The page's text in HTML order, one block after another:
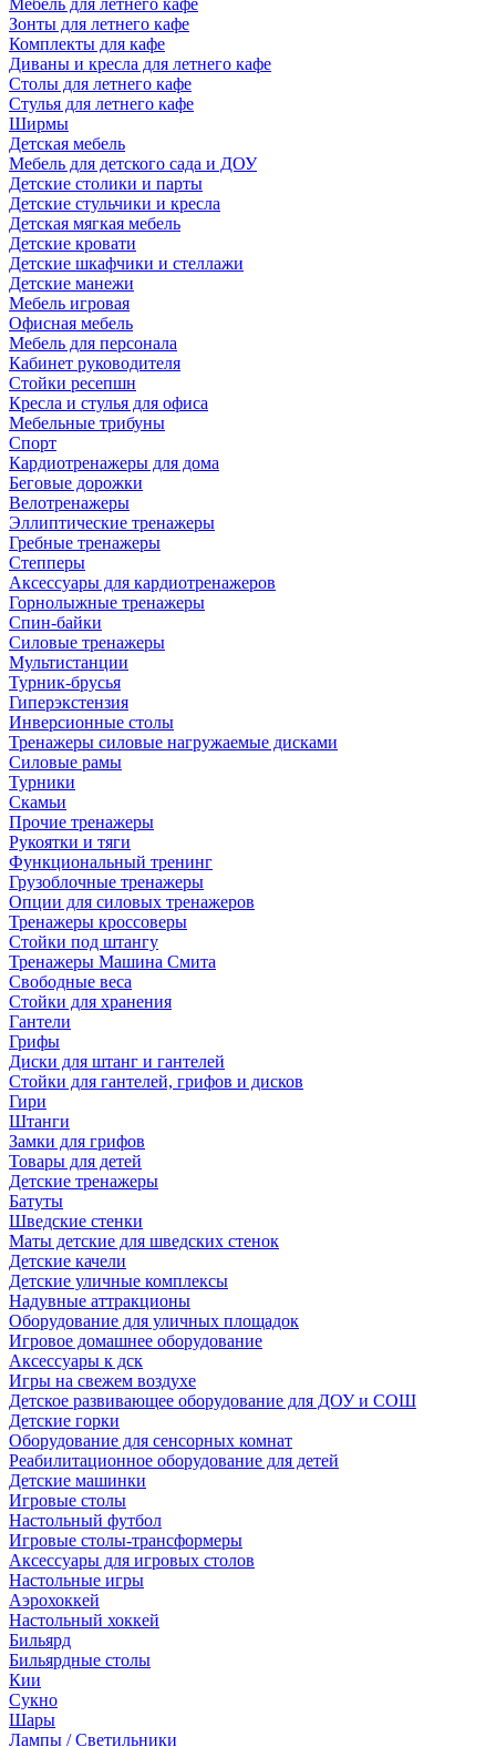
Мебель для летнего кафе
Зонты для летнего кафе
Комплекты для кафе
Диваны и кресла для летнего кафе
Столы для летнего кафе
Стулья для летнего кафе
Ширмы
Детская мебель
Мебель для детского сада и ДОУ
Детские столики и парты
Детские стульчики и кресла
Детская мягкая мебель
Детские кровати
Детские шкафчики и стеллажи
Детские манежи
Мебель игровая
Офисная мебель
Мебель для персонала
Кабинет руководителя
Стойки ресепшн
Кресла и стулья для офиса
Мебельные трибуны
Спорт
Кардиотренажеры для дома
Беговые дорожки
Велотренажеры
Эллиптические тренажеры
Гребные тренажеры
Степперы
Аксессуары для кардиотренажеров
Горнолыжные тренажеры
Спин-байки
Силовые тренажеры
Мультистанции
Турник-брусья
Гиперэкстензия
Инверсионные столы
Тренажеры силовые нагружаемые дисками
Силовые рамы
Турники
Скамьи
Прочие тренажеры
Рукоятки и тяги
Функциональный тренинг
Грузоблочные тренажеры
Опции для силовых тренажеров
Тренажеры кроссоверы
Стойки под штангу
Тренажеры Машина Смита
Свободные веса
Стойки для хранения
Гантели
Грифы
Диски для штанг и гантелей
Стойки для гантелей, грифов и дисков
Гири
Штанги
Замки для грифов
Товары для детей
Детские тренажеры
Батуты
Шведские стенки
Маты детские для шведских стенок
Детские качели
Детские уличные комплексы
Надувные аттракционы
Оборудование для уличных площадок
Игровое домашнее оборудование
Аксессуары к дск
Игры на свежем воздухе
Детское развивающее оборудование для ДОУ и СОШ
Детские горки
Оборудование для сенсорных комнат
Реабилитационное оборудование для детей
Детские машинки
Игровые столы
Настольный футбол
Игровые столы-трансформеры
Аксессуары для игровых столов
Настольные игры
Аэрохоккей
Настольный хоккей
Бильярд
Бильярдные столы
Кии
Сукно
Шары
Лампы / Светильники